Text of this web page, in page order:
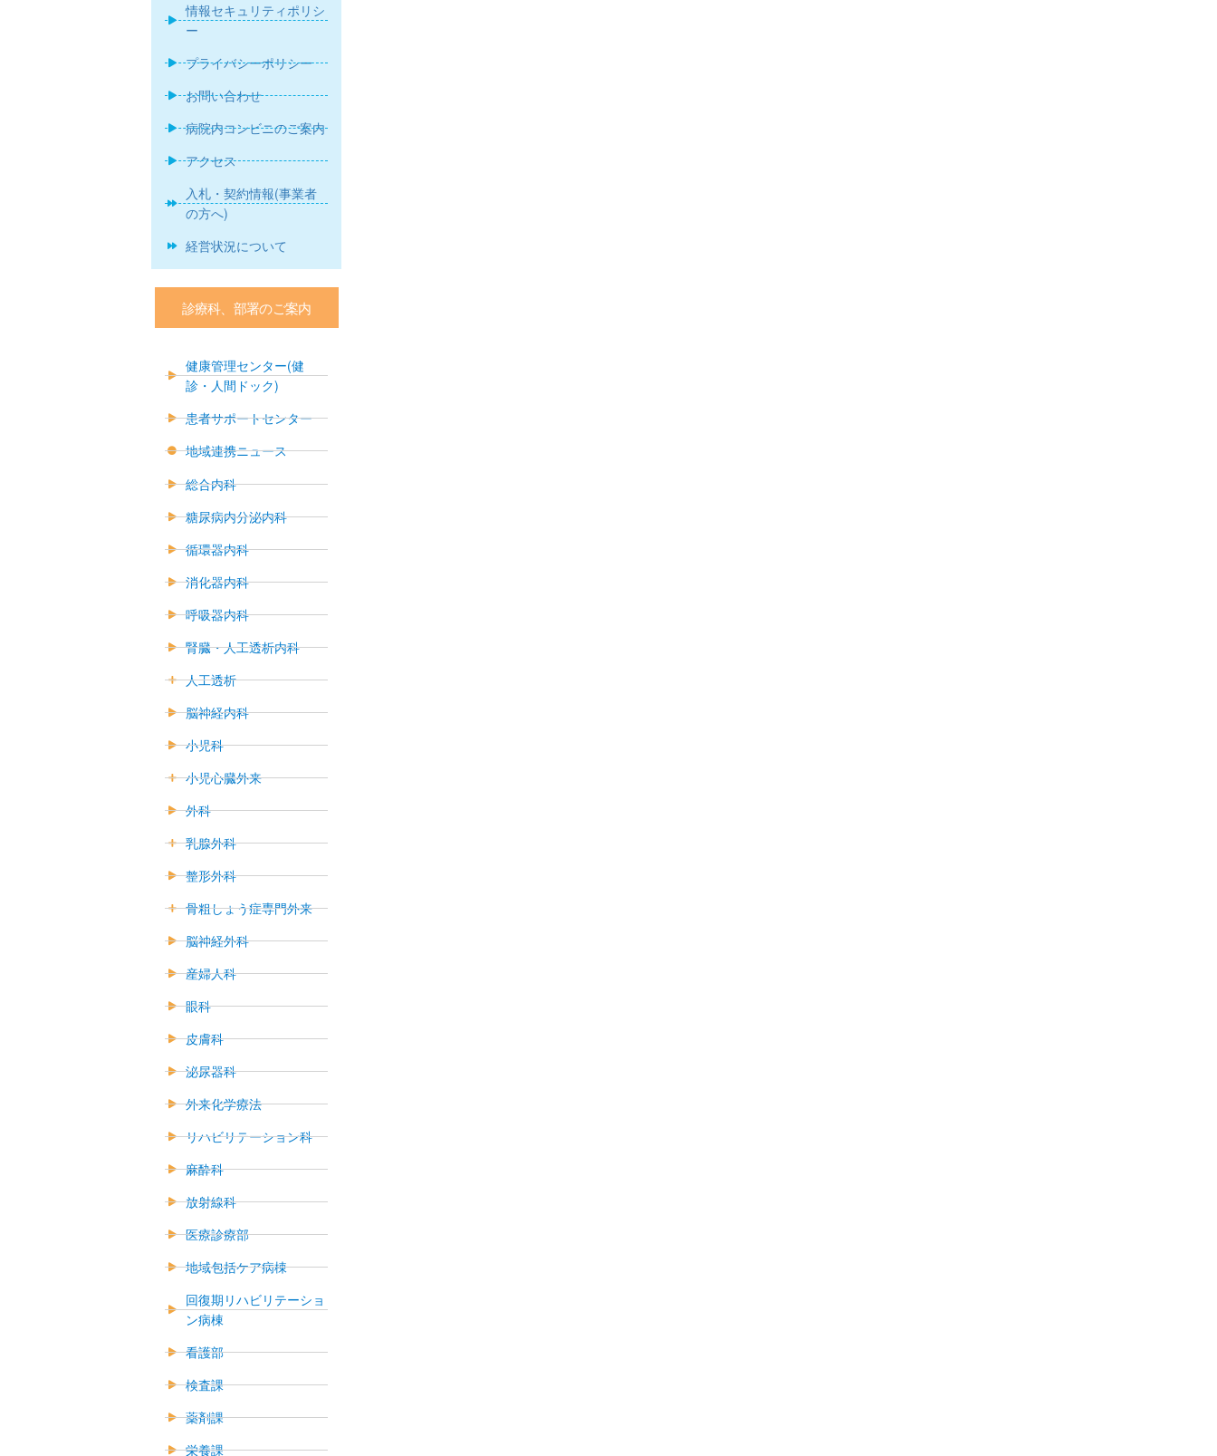
情報セキュリティポリシ
ー
プライバシーポリシー
お問い合わせ
病院内コンビニのご案内
アクセス
入札・契約情報(事業者
の方へ)
経営状況について
診療科、部署のご案内
健康管理センター(健
診・人間ドック)
患者サポートセンター
地域連携ニュース
総合内科
糖尿病内分泌内科
循環器内科
消化器内科
呼吸器内科
腎臓・人工透析内科
人工透析
脳神経内科
小児科
小児心臓外来
外科
乳腺外科
整形外科
骨粗しょう症専門外来
脳神経外科
産婦人科
眼科
皮膚科
泌尿器科
外来化学療法
リハビリテーション科
麻酔科
放射線科
医療診療部
地域包括ケア病棟
回復期リハビリテーショ
ン病棟
看護部
検査課
薬剤課
栄養課